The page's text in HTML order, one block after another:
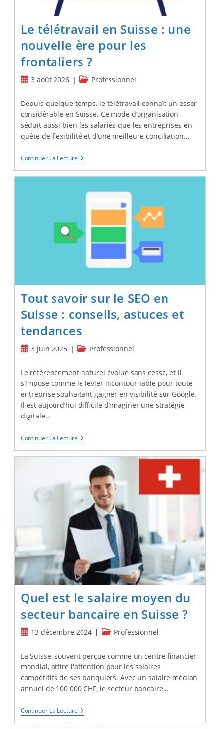
Le télétravail en Suisse : une
nouvelle ère pour les
frontaliers ?
Publication
3 août 2026
PostProfessionnel
Depuis quelque temps, le télétravail connaît un essor
considérable en Suisse. Ce mode d’organisation
séduit aussi bien les salariés que les entreprises en
quête de flexibilité et d’une meilleure conciliation…
Continuer La Lecture Le
Télétravail
En
Une
Les
Frontaliers
Tout savoir sur le SEO en
Suisse : conseils, astuces et
tendances
Publication
3 juin 2025
PostProfessionnel
Le référencement naturel évolue sans cesse, et il
s’impose comme le levier incontournable pour toute
entreprise souhaitant gagner en visibilité sur Google.
Il est aujourd’hui difficile d’imaginer une stratégie
digitale…
Continuer La Lecture Tout
Savoir
Sur
Suisse
Conseils,
Astuces
Et
Tendances
Quel est le salaire moyen du
secteur bancaire en Suisse ?
Publication
13 décembre 2024
PostProfessionnel
La Suisse, souvent perçue comme un centre financier
mondial, attire l'attention pour les salaires
compétitifs de ses banquiers. Avec un salaire médian
annuel de 100 000 CHF, le secteur bancaire…
Continuer La Lecture Quel
Est